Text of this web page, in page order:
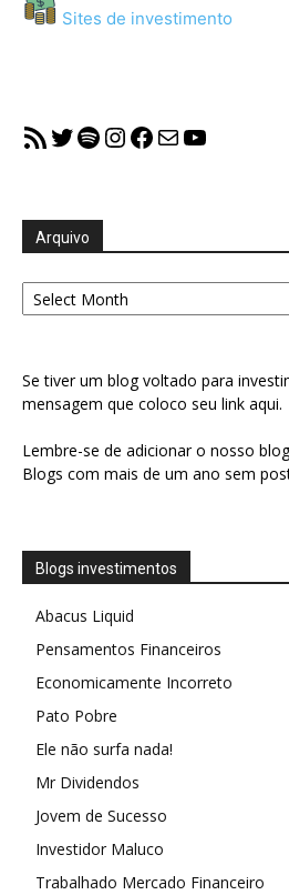
Sites de investimento
RSS FeedTwitter
Spotify
Instagram
Facebook
MailYouTube
Arquivo
Arquivo
Se tiver um blog voltado para
mensagem que coloco seu link aqui.
Lembre-se de adicionar o nosso
Blogs com mais de um ano sem
Blogs investimentos
Abacus Liquid
Pensamentos Financeiros
Economicamente Incorreto
Pato Pobre
Ele não surfa nada!
Mr Dividendos
Jovem de Sucesso
Investidor Maluco
Trabalhado Mercado Financeiro